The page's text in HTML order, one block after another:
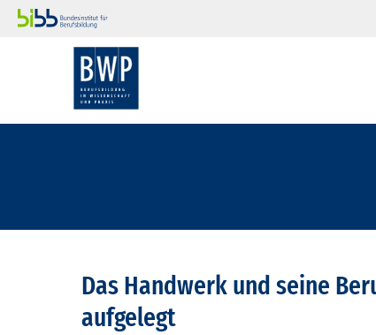
Das Handwerk und seine
aufgelegt